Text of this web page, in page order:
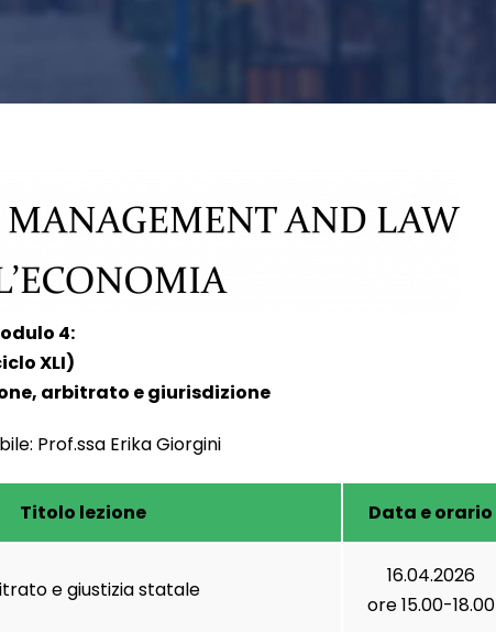
4:
XLI)
arbitrato e giurisdizione
Prof.ssa Erika Giorgini
Titolo lezione Data e orario
e giustizia statale
16.04.2026
ore 15.00-18.00